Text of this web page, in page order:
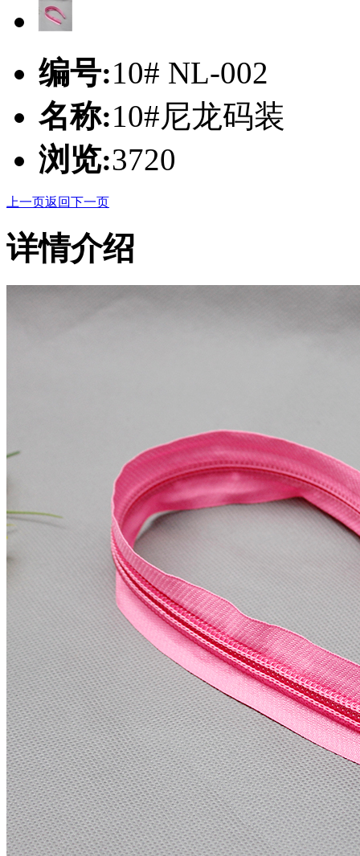
编号:10# NL-002
名称:10#尼龙码装
浏览:3720
上一页返回下一页
详情介绍